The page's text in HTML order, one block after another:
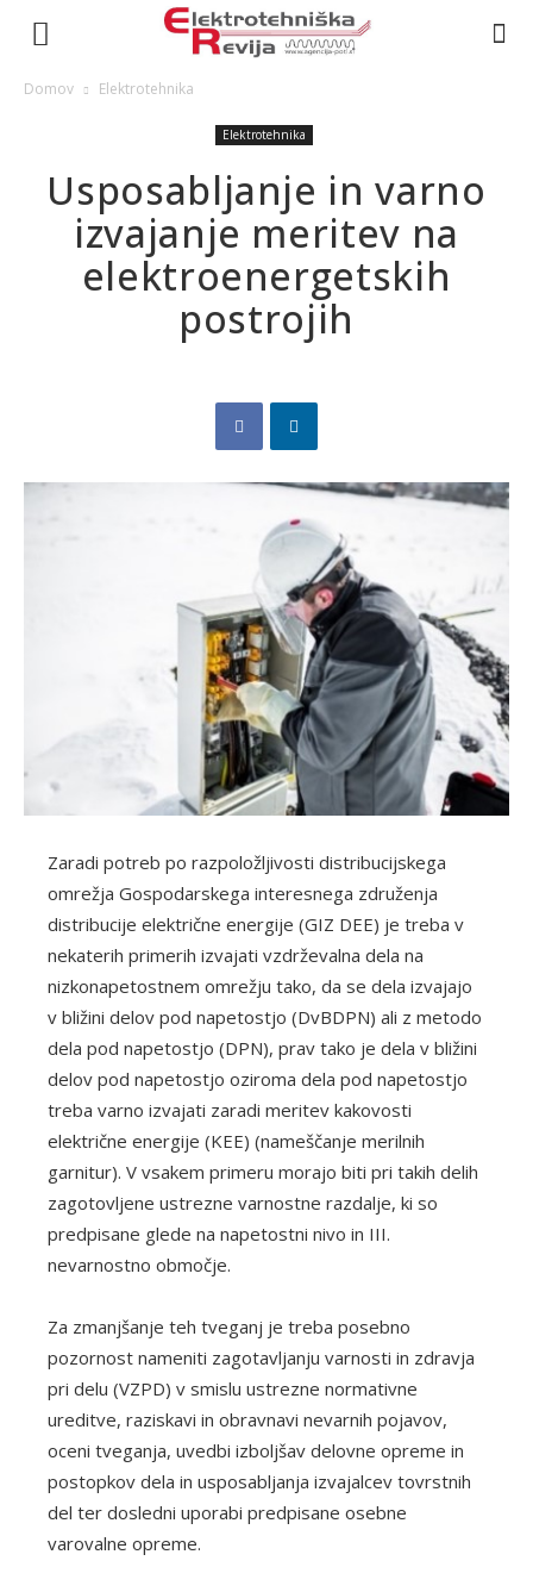
Domov Elektrotehnika
Elektrotehnika
Usposabljanje in varno
izvajanje meritev na
elektroenergetskih
postrojih
Zaradi potreb po razpoložljivosti distribucijskega
omrežja Gospodarskega interesnega združenja
distribucije električne energije (GIZ DEE) je treba v
nekaterih primerih izvajati vzdrževalna dela na
nizkonapetostnem omrežju tako, da se dela izvajajo
v bližini delov pod napetostjo (DvBDPN) ali z metodo
dela pod napetostjo (DPN), prav tako je dela v bližini
delov pod napetostjo oziroma dela pod napetostjo
treba varno izvajati zaradi meritev kakovosti
električne energije (KEE) (nameščanje merilnih
garnitur). V vsakem primeru morajo biti pri takih delih
zagotovljene ustrezne varnostne razdalje, ki so
predpisane glede na napetostni nivo in III.
nevarnostno območje.
Za zmanjšanje teh tveganj je treba posebno
pozornost nameniti zagotavljanju varnosti in zdravja
pri delu (VZPD) v smislu ustrezne normativne
ureditve, raziskavi in obravnavi nevarnih pojavov,
oceni tveganja, uvedbi izboljšav delovne opreme in
postopkov dela in usposabljanja izvajalcev tovrstnih
del ter dosledni uporabi predpisane osebne
varovalne opreme.